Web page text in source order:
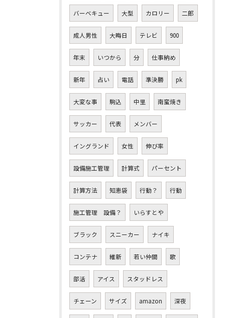
バーベキュー 大型 カロリー 二郎
成人男性 大晦日 テレビ 900
年末 いつから 分 仕事納め
新年 占い 電話 準決勝 pk
大変な事 駒込 中里 南蛮焼き
サッカー 代表 メンバー
イングランド 女性 伸び率
設備施工管理 計算式 パーセント
計算方法 知恵袋 行動？ 行動
施工管理 設備？ いらすとや
ブラック スニーカー ナイキ
コンテナ 維新 若い仲間 歌
部活 アイス スタッドレス
チェーン サイズ amazon 深夜